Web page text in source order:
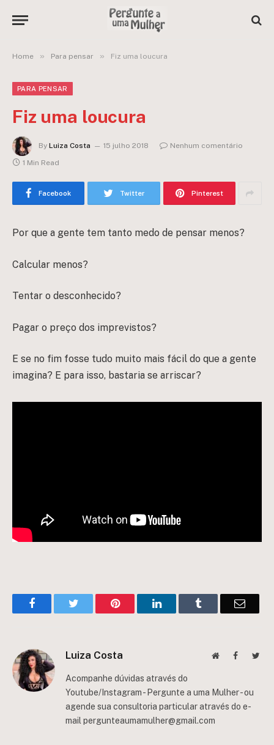
Home » Para pensar » Fiz uma loucura
PARA PENSAR
Fiz uma loucura
By Luiza Costa 15 julho 2018
Nenhum comentário
1 Min Read
Facebook Twitter Pinterest
Por que a gente tem tanto medo de pensar menos?
Calcular menos?
Tentar o desconhecido?
Pagar o preço dos imprevistos?
E se no fim fosse tudo muito mais fácil do que a gente
imagina? E para isso, bastaria se arriscar?
FacebookTwitter Pinterest LinkedInTumblr Email
Luiza Costa WebsiteFacebook
Acompanhe dúvidas através do
Youtube/Instagram - Pergunte a uma Mulher - ou
agende sua consultoria particular através do e-
mail pergunteaumamulher@gmail.com